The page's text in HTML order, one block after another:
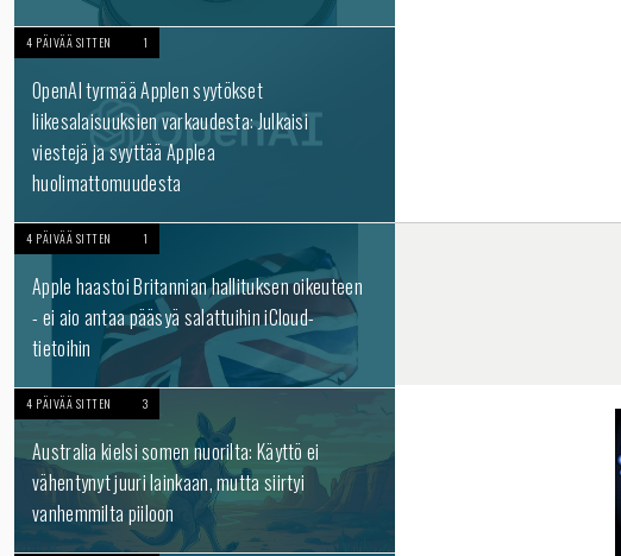
4 PÄIVÄÄ SITTEN 1
OpenAI tyrmää Applen syytökset
liikesalaisuuksien varkaudesta: Julkaisi
viestejä ja syyttää Applea
huolimattomuudesta
4 PÄIVÄÄ SITTEN 1
Apple haastoi Britannian hallituksen oikeuteen
- ei aio antaa pääsyä salattuihin iCloud-
tietoihin
4 PÄIVÄÄ SITTEN 3
Australia kielsi somen nuorilta: Käyttö ei
vähentynyt juuri lainkaan, mutta siirtyi
vanhemmilta piiloon